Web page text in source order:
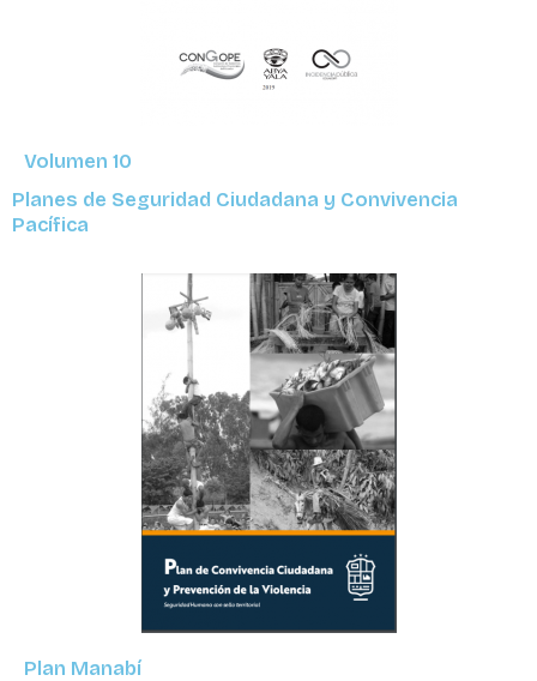
Volumen 10
Planes de Seguridad Ciudadana y Convivencia
Pacífica
Plan Manabí